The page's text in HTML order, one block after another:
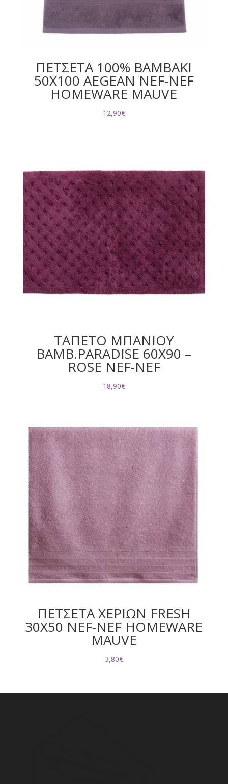
ΠΕΤΣΕΤΑ 100% ΒΑΜΒΑΚΙ
50Χ100 AEGEAN NEF-NEF
HOMEWARE MAUVE
12,90€
ΤΑΠΕΤΟ ΜΠΑΝΙΟΥ
ΒΑΜΒ.PARADISE 60X90 –
ROSE NEF-NEF
18,90€
ΠΕΤΣΕΤΑ ΧΕΡΙΩΝ FRESH
30X50 NEF-NEF HOMEWARE
MAUVE
3,80€